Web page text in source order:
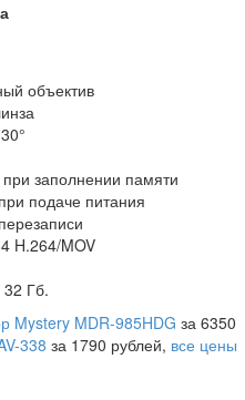
объектив
заполнении памяти
подаче питания
H.264/MOV
32 Гб.
Mystery MDR-985HDG за 6350
338 за 1790 рублей, все цены